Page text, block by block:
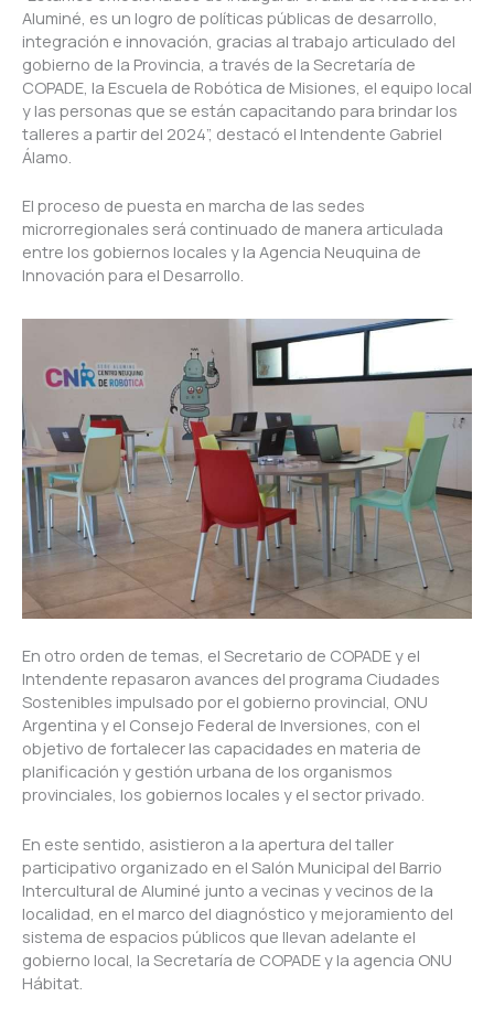
Aluminé, es un logro de políticas públicas de desarrollo,
integración e innovación, gracias al trabajo articulado del
gobierno de la Provincia, a través de la Secretaría de
COPADE, la Escuela de Robótica de Misiones, el equipo local
y las personas que se están capacitando para brindar los
talleres a partir del 2024”, destacó el Intendente Gabriel
Álamo.
El proceso de puesta en marcha de las sedes
microrregionales será continuado de manera articulada
entre los gobiernos locales y la Agencia Neuquina de
Innovación para el Desarrollo.
En otro orden de temas, el Secretario de COPADE y el
Intendente repasaron avances del programa Ciudades
Sostenibles impulsado por el gobierno provincial, ONU
Argentina y el Consejo Federal de Inversiones, con el
objetivo de fortalecer las capacidades en materia de
planificación y gestión urbana de los organismos
provinciales, los gobiernos locales y el sector privado.
En este sentido, asistieron a la apertura del taller
participativo organizado en el Salón Municipal del Barrio
Intercultural de Aluminé junto a vecinas y vecinos de la
localidad, en el marco del diagnóstico y mejoramiento del
sistema de espacios públicos que llevan adelante el
gobierno local, la Secretaría de COPADE y la agencia ONU
Hábitat.